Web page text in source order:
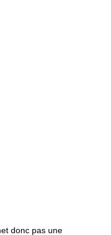
donc pas une